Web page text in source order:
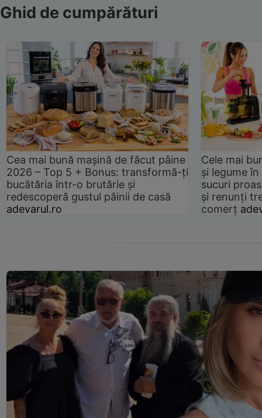
Ghid de cumpărături
Cea mai bună mașină de făcut pâine
2026 – Top 5 + Bonus: transformă-ți
bucătăria într-o brutărie și
redescoperă gustul pâinii de casă
adevarul.ro
Cele mai
și legume
sucuri
și renunți
comerț